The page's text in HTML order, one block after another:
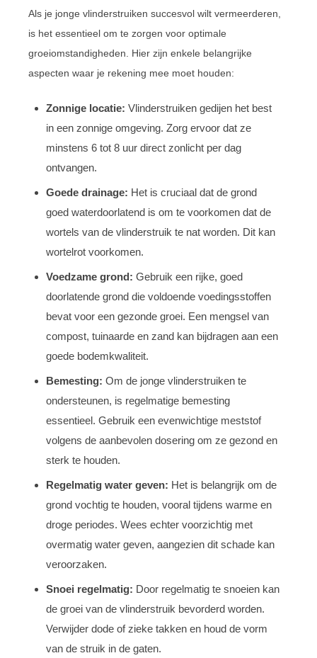
Als je jonge vlinderstruiken succesvol wilt vermeerderen,
is het essentieel om te zorgen voor optimale
groeiomstandigheden. Hier zijn enkele belangrijke
aspecten waar je rekening mee moet houden:
Zonnige locatie: Vlinderstruiken gedijen het best
in een zonnige omgeving. Zorg ervoor dat ze
minstens 6 tot 8 uur direct zonlicht per dag
ontvangen.
Goede drainage: Het is cruciaal dat de grond
goed waterdoorlatend is om te voorkomen dat de
wortels van de vlinderstruik te nat worden. Dit kan
wortelrot voorkomen.
Voedzame grond: Gebruik een rijke, goed
doorlatende grond die voldoende voedingsstoffen
bevat voor een gezonde groei. Een mengsel van
compost, tuinaarde en zand kan bijdragen aan een
goede bodemkwaliteit.
Bemesting: Om de jonge vlinderstruiken te
ondersteunen, is regelmatige bemesting
essentieel. Gebruik een evenwichtige meststof
volgens de aanbevolen dosering om ze gezond en
sterk te houden.
Regelmatig water geven: Het is belangrijk om de
grond vochtig te houden, vooral tijdens warme en
droge periodes. Wees echter voorzichtig met
overmatig water geven, aangezien dit schade kan
veroorzaken.
Snoei regelmatig: Door regelmatig te snoeien kan
de groei van de vlinderstruik bevorderd worden.
Verwijder dode of zieke takken en houd de vorm
van de struik in de gaten.